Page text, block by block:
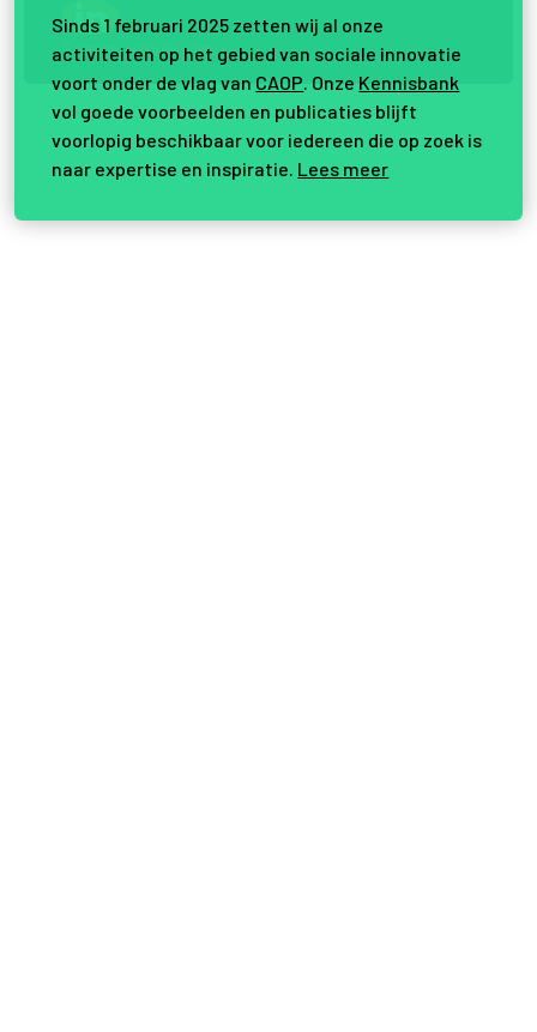
Samen vernieuwen.
Sinds 1 februari 2025 zetten wij al onze
activiteiten op het gebied van sociale innovatie
voort onder de vlag van CAOP . Onze Kennisbank
vol goede voorbeelden en publicaties blijft
voorlopig beschikbaar voor iedereen die op zoek is
naar expertise en inspiratie. Lees meer